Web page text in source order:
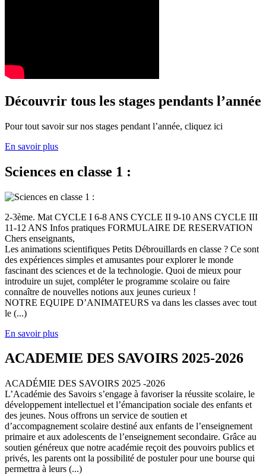
Découvrir tous les stages pendants l’année
Pour tout savoir sur nos stages pendant l’année, cliquez ici
En savoir plus
Sciences en classe 1 :
2-3ème. Mat CYCLE I 6-8 ANS CYCLE II 9-10 ANS CYCLE III
11-12 ANS Infos pratiques FORMULAIRE DE RESERVATION
Chers enseignants,
Les animations scientifiques Petits Débrouillards en classe ? Ce sont
des expériences simples et amusantes pour explorer le monde
fascinant des sciences et de la technologie. Quoi de mieux pour
introduire un sujet, compléter le programme scolaire ou faire
connaître de nouvelles notions aux jeunes curieux !
NOTRE EQUIPE D’ANIMATEURS va dans les classes avec tout
le (...)
En savoir plus
ACADEMIE DES SAVOIRS 2025-2026
ACADÉMIE DES SAVOIRS 2025 -2026
L’Académie des Savoirs s’engage à favoriser la réussite scolaire, le
développement intellectuel et l’émancipation sociale des enfants et
des jeunes. Nous offrons un service de soutien et
d’accompagnement scolaire destiné aux enfants de l’enseignement
primaire et aux adolescents de l’enseignement secondaire. Grâce au
soutien généreux que notre académie reçoit des pouvoirs publics et
privés, les parents ont la possibilité de postuler pour une bourse qui
permettra à leurs (...)